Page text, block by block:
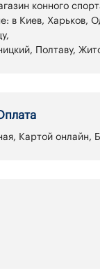
конного
в Киев, Харьков,
Полтаву,
Картой онлайн,